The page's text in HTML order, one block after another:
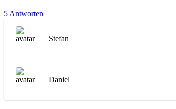
5 Antworten
Stefan
Daniel